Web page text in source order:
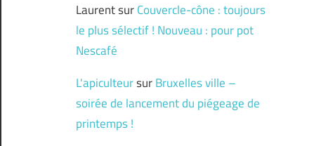
LaurentsurCouvercle-cône : toujours
le plus sélectif ! Nouveau : pour pot
Nescafé
L'apiculteursurBruxelles ville –
soirée de lancement du piégeage de
printemps !